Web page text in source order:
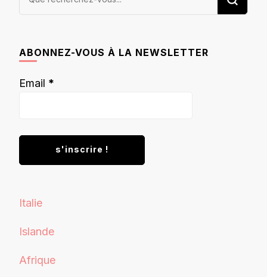
ABONNEZ-VOUS À LA NEWSLETTER
Email *
Italie
Islande
Afrique